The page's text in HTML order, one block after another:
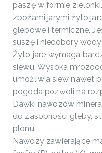
paszę w formie
zbożami jarymi żyto
glebowe i termiczne.
suszę i niedobory
Żyto jare wymaga
siewu. Wysoka
umożliwia siew nawet
pogoda pozwoli na
Dawki nawozów
do zasobności gleby,
plonu.
Nawozy zawierające